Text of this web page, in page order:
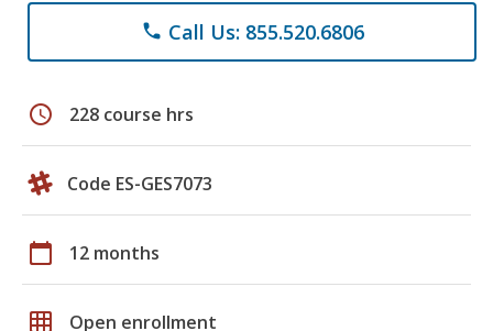
phone Call Us: 855.520.6806
schedule 228 course hrs
Code ES-GES7073
calendar_today 12 months
grid_on Open enrollment